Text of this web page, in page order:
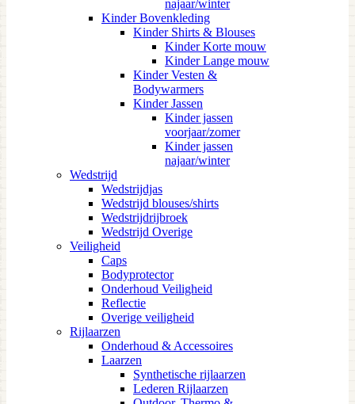
najaar/winter
Kinder Bovenkleding
Kinder Shirts & Blouses
Kinder Korte mouw
Kinder Lange mouw
Kinder Vesten &
Bodywarmers
Kinder Jassen
Kinder jassen
voorjaar/zomer
Kinder jassen
najaar/winter
Wedstrijd
Wedstrijdjas
Wedstrijd blouses/shirts
Wedstrijdrijbroek
Wedstrijd Overige
Veiligheid
Caps
Bodyprotector
Onderhoud Veiligheid
Reflectie
Overige veiligheid
Rijlaarzen
Onderhoud & Accessoires
Laarzen
Synthetische rijlaarzen
Lederen Rijlaarzen